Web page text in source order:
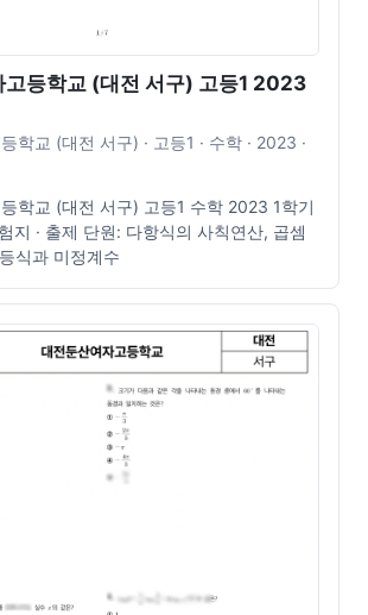
고등학교 (대전 서구) 고등1 2023
학교 (대전 서구) · 고등1 · 수학 · 2023 ·
학교 (대전 서구) 고등1 수학 2023 1학기
지 · 출제 단원: 다항식의 사칙연산, 곱셈
식과 미정계수